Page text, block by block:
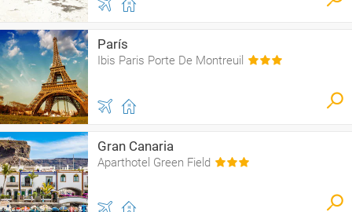
París
Ibis Paris Porte De Montreuil
Gran Canaria
Aparthotel Green Field